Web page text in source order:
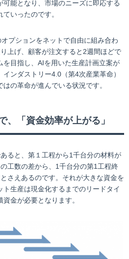
能となり、市場のニーズに即応する
いったのです。
プションをネットで自由に組み合わ
上げ、顧客が注文すると2週間ほどで
を目指し、AIを用いた生産計画立案が
ンダストリー4.0（第4次産業革命）
の革命が進んでいる状況です。
、「資金効率が上がる」
ると、第１工程から1千台分の材料が
工数の差から、1千台分の第1工程終
さえあるのです。それが大きな資金を
生産は現金化するまでのリードタイ
金が必要となります。